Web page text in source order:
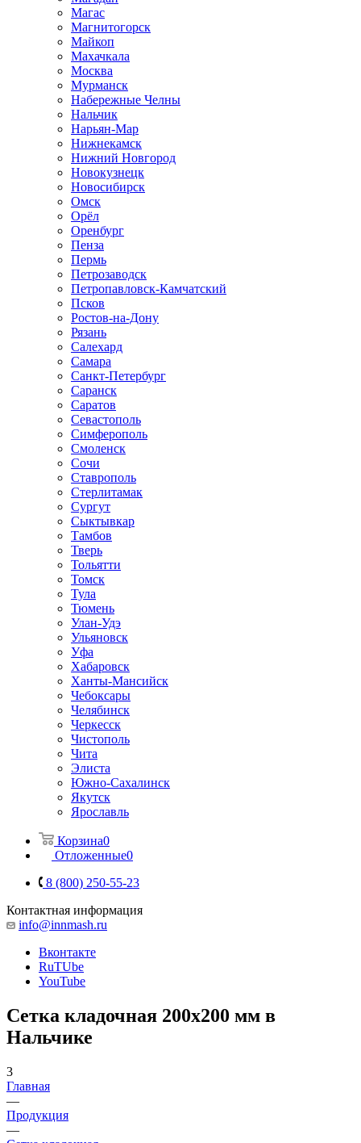
Магас
Магнитогорск
Майкоп
Махачкала
Москва
Мурманск
Набережные Челны
Нальчик
Нарьян-Мар
Нижнекамск
Нижний Новгород
Новокузнецк
Новосибирск
Омск
Орёл
Оренбург
Пенза
Пермь
Петрозаводск
Петропавловск-Камчатский
Псков
Ростов-на-Дону
Рязань
Салехард
Самара
Санкт-Петербург
Саранск
Саратов
Севастополь
Симферополь
Смоленск
Сочи
Ставрополь
Стерлитамак
Сургут
Сыктывкар
Тамбов
Тверь
Тольятти
Томск
Тула
Тюмень
Улан-Удэ
Ульяновск
Уфа
Хабаровск
Ханты-Мансийск
Чебоксары
Челябинск
Черкесск
Чистополь
Чита
Элиста
Южно-Сахалинск
Якутск
Ярославль
Корзина0
Отложенные0
8 (800) 250-55-23
Контактная информация
info@innmash.ru
Вконтакте
RuTUbe
YouTube
Сетка кладочная 200x200 мм в
Нальчике
3
Главная
—
Продукция
—